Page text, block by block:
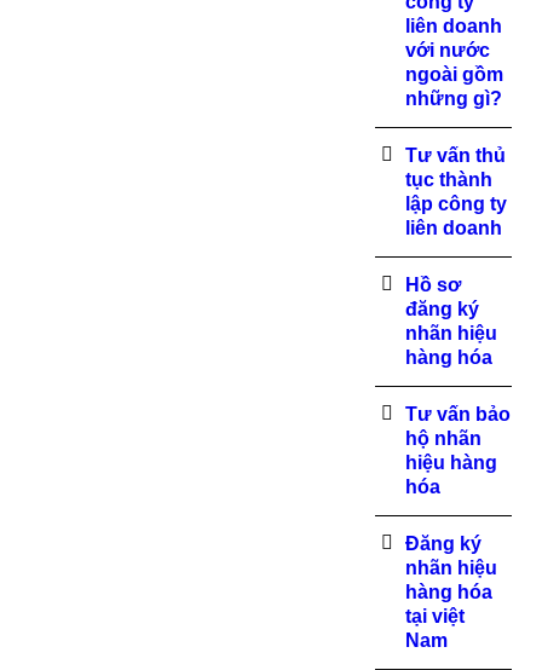
liên doanh
với nước
ngoài gồm
những gì?
Tư vấn thủ
tục thành
lập công ty
liên doanh
Hồ sơ
đăng ký
nhãn hiệu
hàng hóa
Tư vấn bảo
hộ nhãn
hiệu hàng
hóa
Đăng ký
nhãn hiệu
hàng hóa
tại việt
Nam